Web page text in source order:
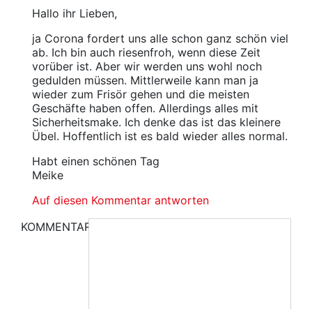
Hallo ihr Lieben,
ja Corona fordert uns alle schon ganz schön viel
ab. Ich bin auch riesenfroh, wenn diese Zeit
vorüber ist. Aber wir werden uns wohl noch
gedulden müssen. Mittlerweile kann man ja
wieder zum Frisör gehen und die meisten
Geschäfte haben offen. Allerdings alles mit
Sicherheitsmake. Ich denke das ist das kleinere
Übel. Hoffentlich ist es bald wieder alles normal.
Habt einen schönen Tag
Meike
Auf diesen Kommentar antworten
KOMMENTAR